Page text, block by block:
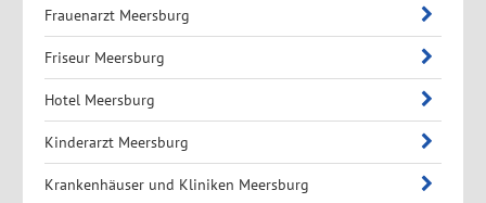
Frauenarzt Meersburg
Friseur Meersburg
Hotel Meersburg
Kinderarzt Meersburg
Krankenhäuser und Kliniken Meersburg